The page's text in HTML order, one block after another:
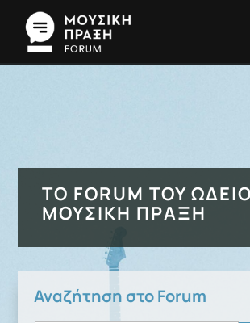
ΤΟ FORUM ΤΟΥ
ΜΟΥΣΙΚΉ ΠΡΆΞΗ
Αναζήτηση στο Forum